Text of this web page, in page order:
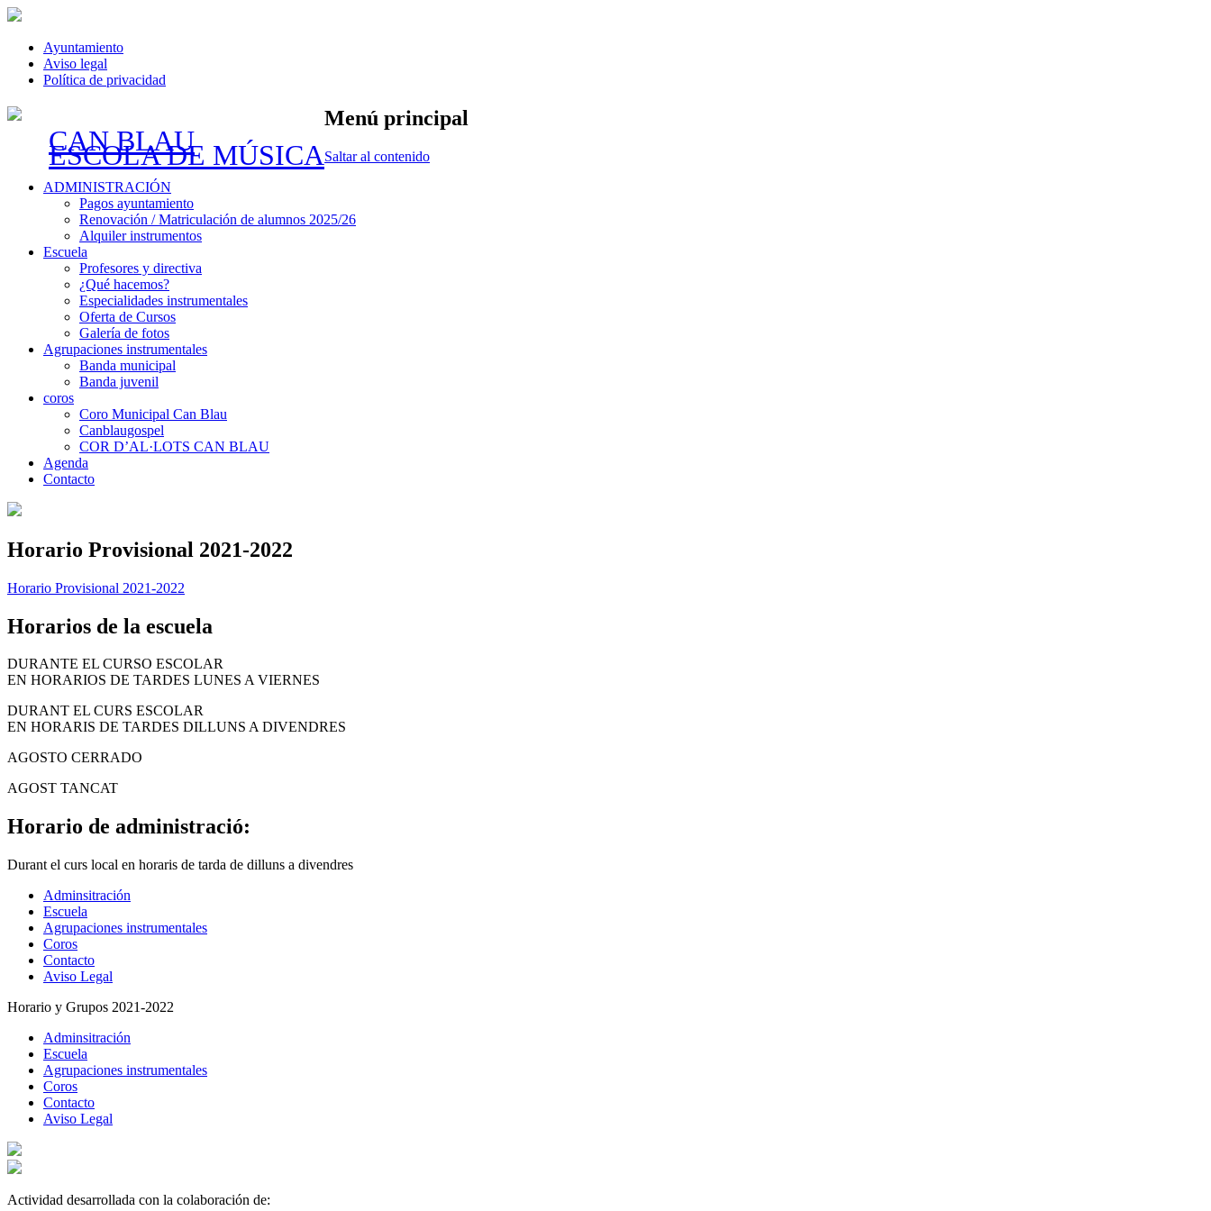
Ayuntamiento
Aviso legal
Política de privacidad
CAN BLAU
ESCOLA DE MÚSICA
Menú principal
Saltar al contenido
ADMINISTRACIÓN
Pagos ayuntamiento
Renovación / Matriculación de alumnos 2025/26
Alquiler instrumentos
Escuela
Profesores y directiva
¿Qué hacemos?
Especialidades instrumentales
Oferta de Cursos
Galería de fotos
Agrupaciones instrumentales
Banda municipal
Banda juvenil
coros
Coro Municipal Can Blau
Canblaugospel
COR D’AL·LOTS CAN BLAU
Agenda
Contacto
Horario Provisional 2021-2022
Horario Provisional 2021-2022
Horarios de la escuela
DURANTE EL CURSO ESCOLAR
EN HORARIOS DE TARDES LUNES A VIERNES
DURANT EL CURS ESCOLAR
EN HORARIS DE TARDES DILLUNS A DIVENDRES
AGOSTO CERRADO
AGOST TANCAT
Horario de administració:
Durant el curs local en horaris de tarda de dilluns a divendres
Adminsitración
Escuela
Agrupaciones instrumentales
Coros
Contacto
Aviso Legal
Horario y Grupos 2021-2022
Adminsitración
Escuela
Agrupaciones instrumentales
Coros
Contacto
Aviso Legal
Actividad desarrollada con la colaboración de: